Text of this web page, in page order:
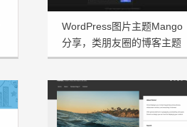
WordPress图片主题Mango
分享，类朋友圈的博客主题